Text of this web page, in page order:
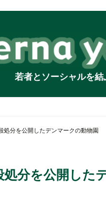
若者とソーシャルを結
処分を公開したデンマークの動物園
分を公開した